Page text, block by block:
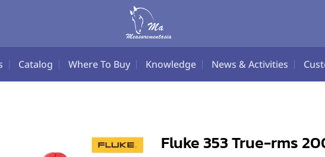
Catalog Where To Buy Knowledge News & Activities
Fluke 353 True-rms